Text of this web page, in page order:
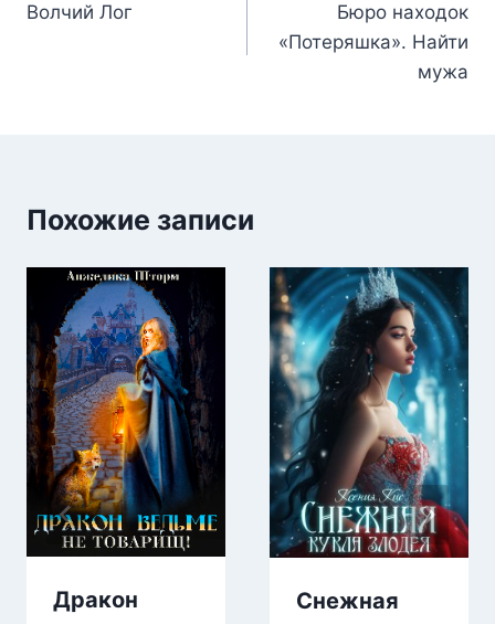
по
Волчий Лог
Бюро находок
«Потеряшка». Найти
мужа
Похожие записи
Дракон
Снежная